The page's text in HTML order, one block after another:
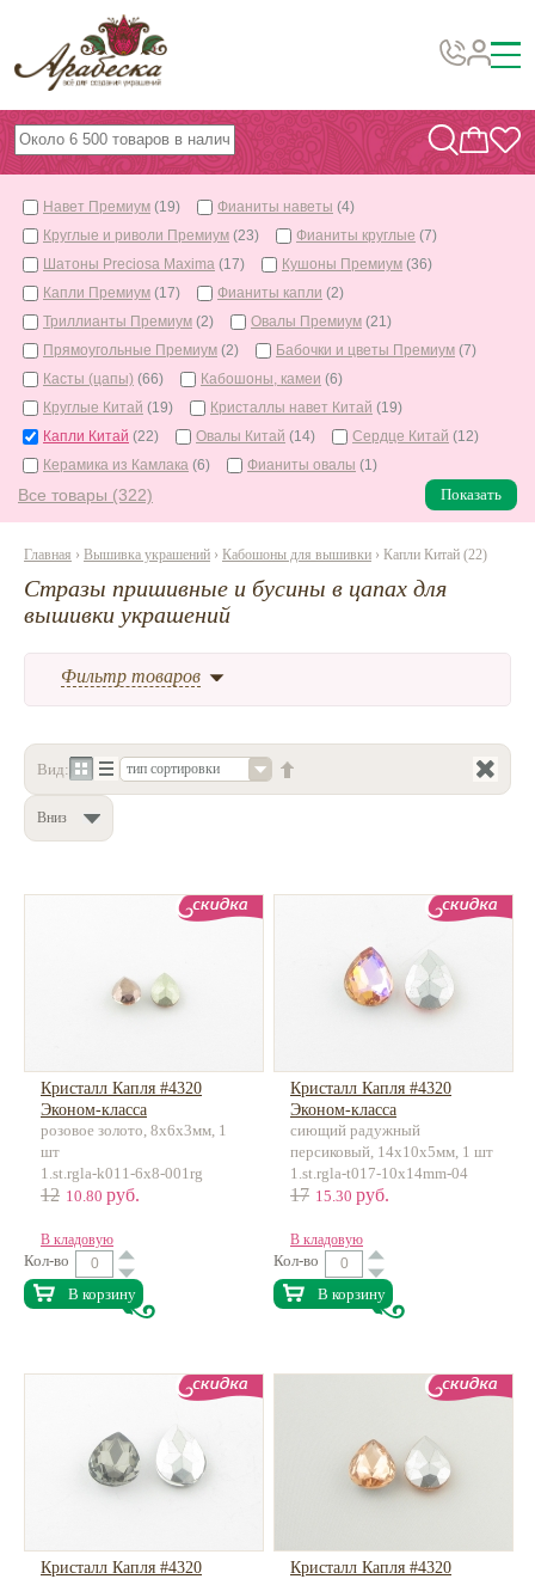
Бусины, подвески, декор
Бисер
Вышивка украшений
Фурнитура
Проволока
Инструменты и материалы
Эпоксидная смола
Шнуры, ленты, нитки
По темам и сезонам
Нетемнеющая фурнитура
Всё для вышивки
Проволока
Натуральные камни
Каталог
Новинки!
Фотофорум
Навет Премиум (19) Фианиты наветы (4)
Круглые и риволи Премиум (23) Фианиты круглые (7)
Шатоны Preciosa Maxima (17) Кушоны Премиум (36)
Капли Премиум (17) Фианиты капли (2)
Триллианты Премиум (2) Овалы Премиум (21)
Прямоугольные Премиум (2) Бабочки и цветы Премиум (7)
Касты (цапы) (66) Кабошоны, камеи (6)
Круглые Китай (19) Кристаллы навет Китай (19)
Капли Китай (22) Овалы Китай (14) Сердце Китай (12)
Керамика из Камлака (6) Фианиты овалы (1)
Все товары (322) Показать
Главная › Вышивка украшений › Кабошоны для вышивки › Капли Китай (22)
Стразы пришивные и бусины в цапах для
вышивки украшений
Фильтр товаров
Вид: тип сортировки
Вниз
Кристалл Капля #4320
Эконом-класса
розовое золото, 8х6х3мм, 1
шт
1.st.rgla-k011-6x8-001rg
12 10.80 руб.
В кладовую
Кол-во
В корзину
Кристалл Капля #4320
Эконом-класса
сиющий радужный
персиковый, 14х10х5мм, 1 шт
1.st.rgla-t017-10x14mm-04
17 15.30 руб.
В кладовую
Кол-во
В корзину
Кристалл Капля #4320
Кристалл Капля #4320